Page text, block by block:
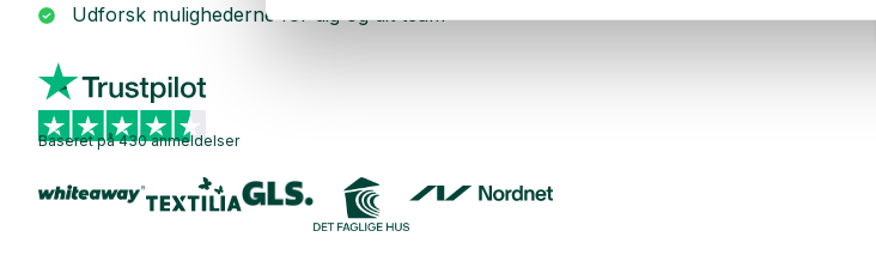
Udforsk mulighederne for dig og dit team
Baseret på 430 anmeldelser